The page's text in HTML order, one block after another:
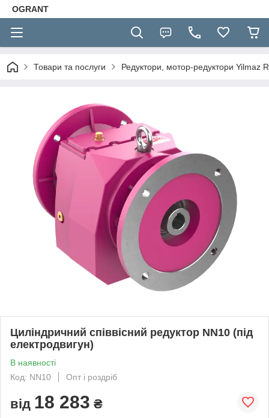
OGRANT
Товари та послуги Редуктори, мотор-редуктори Yilmaz
Циліндричний співвісний редуктор NN10 (під
електродвигун)
В наявності
Код: NN10
Опт і роздріб
від 18 283 ₴